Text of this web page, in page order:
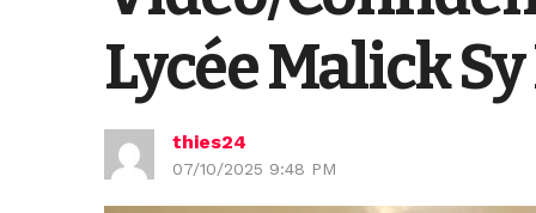
Lycée Malick
thies24
07/10/2025 9:48 PM